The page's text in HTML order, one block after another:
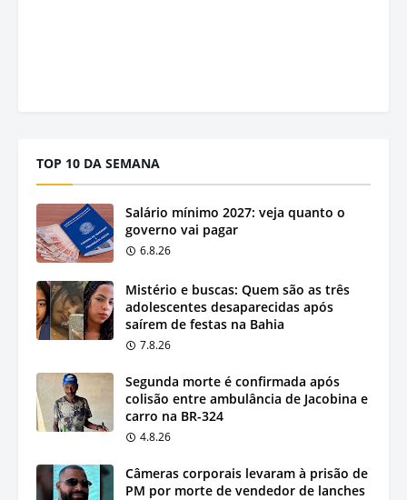
TOP 10 DA SEMANA
Salário mínimo 2027: veja quanto o
governo vai pagar
6.8.26
Mistério e buscas: Quem são as três
adolescentes desaparecidas após
saírem de festas na Bahia
7.8.26
Segunda morte é confirmada após
colisão entre ambulância de Jacobina e
carro na BR-324
4.8.26
Câmeras corporais levaram à prisão de
PM por morte de vendedor de lanches